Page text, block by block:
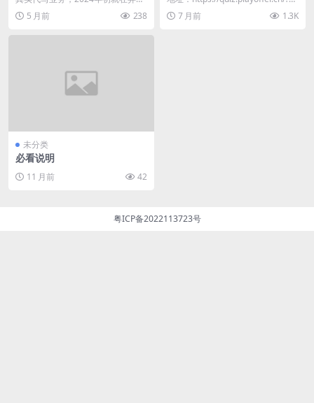
了，现在算是比较成熟了，所以也
准备宣传一下。 ...
5 月前 238
ff=7562 国...
7 月前 1.3K
未分类
必看说明
11 月前 42
粤ICP备2022113723号